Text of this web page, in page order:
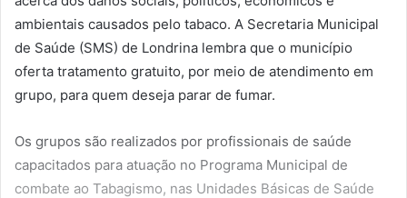
ambientais causados pelo tabaco. A Secretaria Municipal
de Saúde (SMS) de Londrina lembra que o município
oferta tratamento gratuito, por meio de atendimento em
grupo, para quem deseja parar de fumar.
Os grupos são realizados por profissionais de saúde
capacitados para atuação no Programa Municipal de
combate ao Tabagismo, nas Unidades Básicas de Saúde